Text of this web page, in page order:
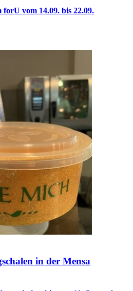
vom 14.09. bis 22.09.
in der Mensa